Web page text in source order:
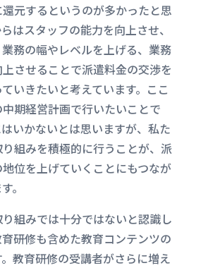
元するというのが多かったと思
はスタッフの能力を向上させ、
務の幅やレベルを上げる、業務
させることで派遣料金の交渉を
いきたいと考えています。ここ
期経営計画で行いたいことで
いかないとは思いますが、私た
組みを積極的に行うことが、派
位を上げていくことにもつなが
。
組みでは十分ではないと認識し
研修も含めた教育コンテンツの
教育研修の受講者がさらに増え